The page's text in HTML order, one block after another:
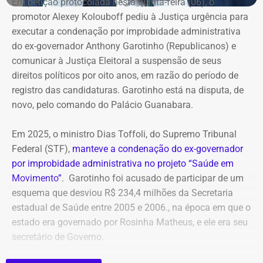
A alta foi de aproximadamente 1.576% em apenas um
ano.
A rubrica, sozinha, respondeu por cerca de dois terços do
aumento das despesas gerais e administrativas da
companhia, que passaram de R$ 587,2 milhões para R$
1,03 bilhão.
consensual de reequilíbrio econômico-financeiro
relacionado ao contrato da Estação de Tratamento de
Esgotos (ETE) de Alegria, celebrado com um consórcio de
empresas, além de outros acordos ligados a processos
judiciais.
Diferentemente de uma provisão para perdas futuras
incertas, os acordos representam obrigações já
promotor Alexey Kolouboff pediu à Justiça urgência para
executar a condenação por improbidade administrativa
do ex-governador Anthony Garotinho (Republicanos) e
comunicar à Justiça Eleitoral a suspensão de seus
direitos políticos por oito anos, em razão do período de
registro das candidaturas. Garotinho está na disputa, de
novo, pelo comando do Palácio Guanabara.
Em 2025, o ministro Dias Toffoli, do Supremo Tribunal
Federal (STF), manteve a condenação do ex-governador
por improbidade administrativa no projeto “Saúde em
Movimento”. Garotinho foi acusado de participar de um
esquema que desviou R$ 234,4 milhões da Secretaria
estadual de Saúde entre 2005 e 2006., na época em que o
estado era governado por Rosinha Matheus, e ele era seu
secretário de Governo.